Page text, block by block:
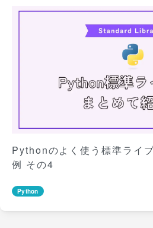
Pythonのよく使う標準ライ
例 その4
Python